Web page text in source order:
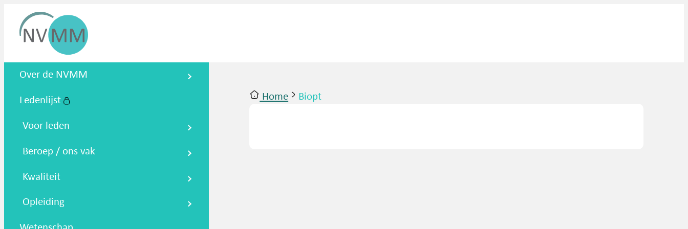
Nederlandse Vereniging voor
Over de NVMM
Ledenlijst
Voor leden
Beroep / ons vak
Kwaliteit
Opleiding
Home Biopt